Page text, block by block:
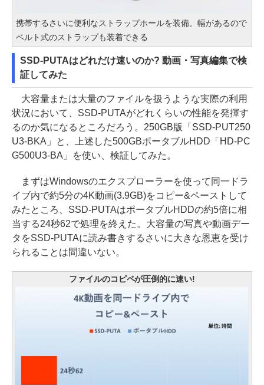
携帯するさいに便利なストラップホールを装備。幅があるので
ベルト式のストラップも装着できる
SSD-PUTAはどれだけ速いのか? 動画・写真編集で検
証してみた
大容量または大量のファイルを扱うような実際の利用
状況において、SSD-PUTAがどれくらいの性能を発揮す
るのか気になるところだろう。250GB版「SSD-PUT250
U3-BKA」と、上述した500GBポータブルHDD「HD-PC
G500U3-BA」を使い、検証してみた。
まずはWindowsのエクスプローラーを使って同一ドラ
イブ内で約5分の4K動画(3.9GB)をコピー&ペーストして
みたところ、SSD-PUTAはポータブルHDDの約5倍に相
当する24秒62で処理を終えた。大容量の写真や動画デー
タをSSD-PUTAに読み書きするさいに大きな恩恵を受け
られることは間違いない。
ファイルのコピペが圧倒的に速い!